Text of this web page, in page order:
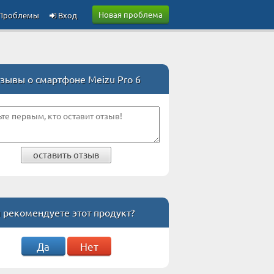
Новая проблема
Вход
о смартфоне Meizu Pro 6
оставить отзыв
этот продукт?
Да Нет